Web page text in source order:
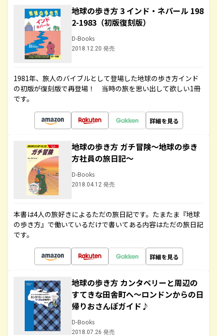
地球の歩き方 3 インド・ネパール 198
2-1983（初版復刻版）
D-Books
2018.12.20 発売
1981年、旅人のバイブルとして登場した地球の歩き方インド
の初版が復刻版で再登場！ 当時の旅を思い出して欲しい1冊
です。
詳細を見る
地球の歩き方 ガチ冒険～地球の歩き
方社員の旅日記～
D-Books
2018.04.12 発売
本書は4人の旅好きによるただの旅日記です。たまたま『地球
の歩き方』で働いているだけで書いてある内容はただの旅日記
です。
詳細を見る
地球の歩き方 カンタベリーと周辺の
すてきな田舎町へ～ロンドンからの日
帰りおさんぽガイド♪
D-Books
2018.07.26 発売